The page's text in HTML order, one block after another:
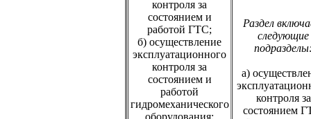
контроля за
состоянием и
работой ГТС;
б) осуществление
эксплуатационного
контроля за
состоянием и
работой
гидромеханического
оборудования;
Раздел
следующие
а)
контроля за
состоянием